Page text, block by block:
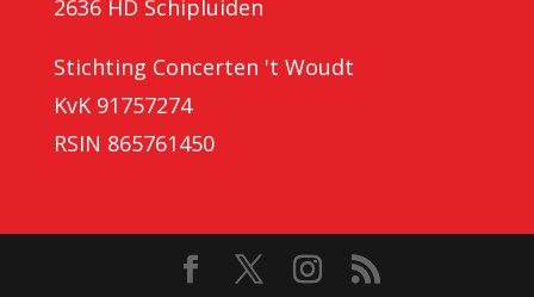
2636 HD Schipluiden
Stichting Concerten 't Woudt
KvK 91757274
RSIN 865761450